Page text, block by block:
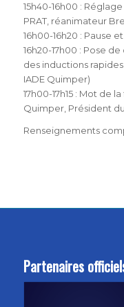
15h40-16h00 :
PRAT, réanimateur
16h00-16h20 : Pause
16h20-17h00 : Pose
des inductions
IADE Quimper)
17h00-17h15 : Mot de
Quimper, Président
Renseignements
Partenaires